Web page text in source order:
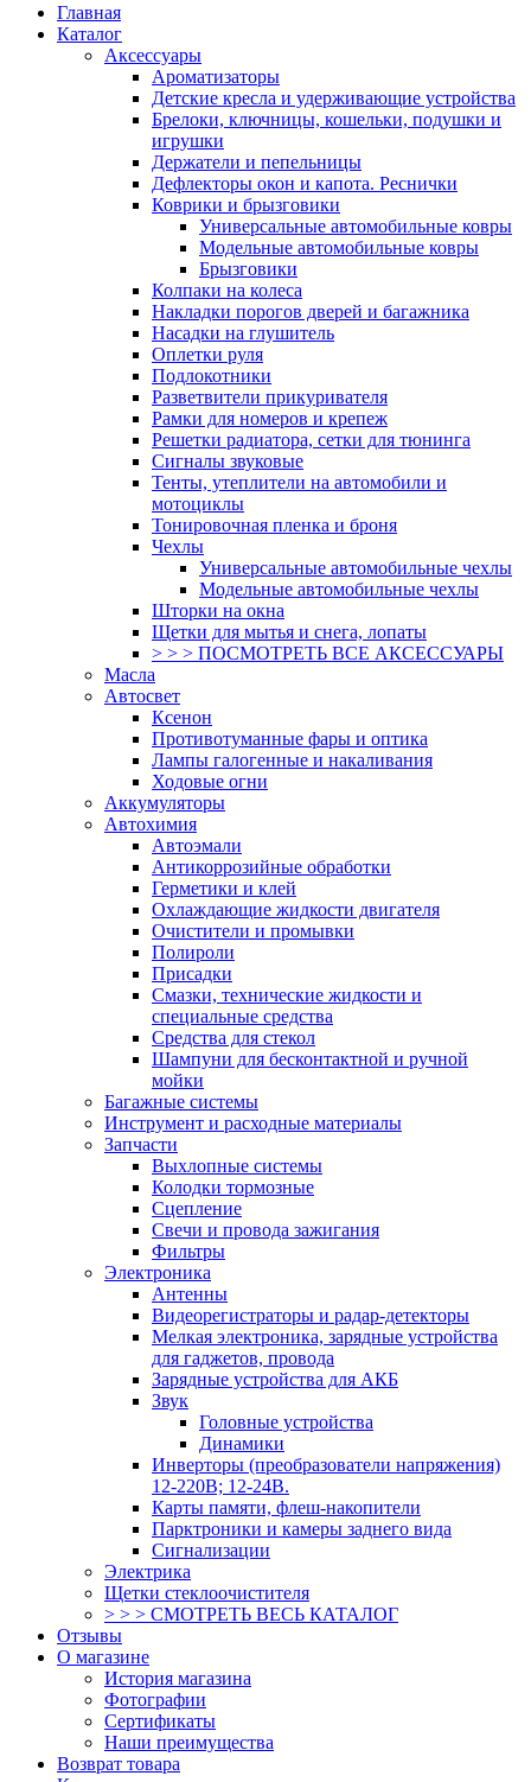
Главная
Каталог
Аксессуары
Ароматизаторы
Детские кресла и удерживающие устройства
Брелоки, ключницы, кошельки, подушки и
игрушки
Держатели и пепельницы
Дефлекторы окон и капота. Реснички
Коврики и брызговики
Универсальные автомобильные ковры
Модельные автомобильные ковры
Брызговики
Колпаки на колеса
Накладки порогов дверей и багажника
Насадки на глушитель
Оплетки руля
Подлокотники
Разветвители прикуривателя
Рамки для номеров и крепеж
Решетки радиатора, сетки для тюнинга
Сигналы звуковые
Тенты, утеплители на автомобили и
мотоциклы
Тонировочная пленка и броня
Чехлы
Универсальные автомобильные чехлы
Модельные автомобильные чехлы
Шторки на окна
Щетки для мытья и снега, лопаты
> > > ПОСМОТРЕТЬ ВСЕ АКСЕССУАРЫ
Масла
Автосвет
Ксенон
Противотуманные фары и оптика
Лампы галогенные и накаливания
Ходовые огни
Аккумуляторы
Автохимия
Автоэмали
Антикоррозийные обработки
Герметики и клей
Охлаждающие жидкости двигателя
Очистители и промывки
Полироли
Присадки
Смазки, технические жидкости и
специальные средства
Средства для стекол
Шампуни для бесконтактной и ручной
мойки
Багажные системы
Инструмент и расходные материалы
Запчасти
Выхлопные системы
Колодки тормозные
Сцепление
Свечи и провода зажигания
Фильтры
Электроника
Антенны
Видеорегистраторы и радар-детекторы
Мелкая электроника, зарядные устройства
для гаджетов, провода
Зарядные устройства для АКБ
Звук
Головные устройства
Динамики
Инверторы (преобразователи напряжения)
12-220В; 12-24В.
Карты памяти, флеш-накопители
Парктроники и камеры заднего вида
Сигнализации
Электрика
Щетки стеклоочистителя
> > > СМОТРЕТЬ ВЕСЬ КАТАЛОГ
Отзывы
О магазине
История магазина
Фотографии
Сертификаты
Наши преимущества
Возврат товара